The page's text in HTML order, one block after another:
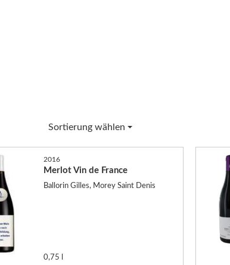
Sortierung wählen
2016
Merlot Vin de France
Ballorin Gilles, Morey Saint Denis
0,75 l